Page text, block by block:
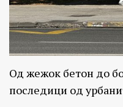
Од жежок бетон до
последици од